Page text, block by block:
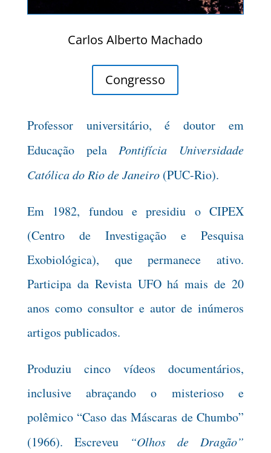
Carlos Alberto Machado
Congresso
Professor universitário, é doutor em
Educação pelaPontifícia Universidade
Católica do Rio de Janeiro(PUC-Rio).
Em 1982, fundou e presidiu o CIPEX
(Centro de Investigação e Pesquisa
Exobiológica), que permanece ativo.
Participa da Revista UFO há mais de 20
anos como consultor e autor de inúmeros
artigos publicados.
Produziu cinco vídeos documentários,
inclusive abraçando o misterioso e
polêmico “Caso das Máscaras de Chumbo”
(1966). Escreveu
“Olhos de Dragão”